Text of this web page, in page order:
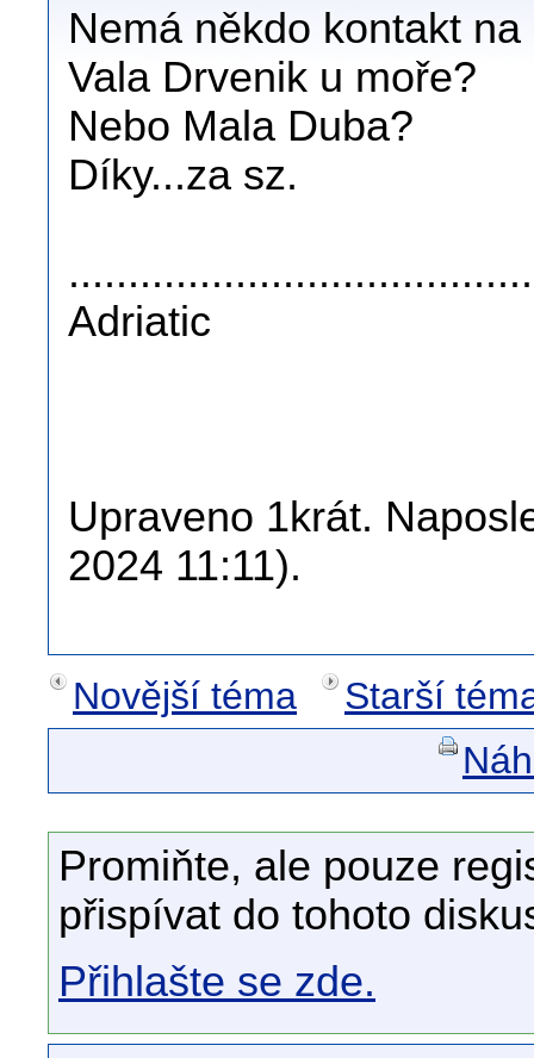
Nemá někdo kontakt
Vala Drvenik u moře?
Nebo Mala Duba?
Díky...za sz.
Adriatic
Upraveno 1krát.
2024 11:11).
Novější téma
Starší
Promiňte, ale pouze
přispívat do tohoto
Přihlašte se zde.